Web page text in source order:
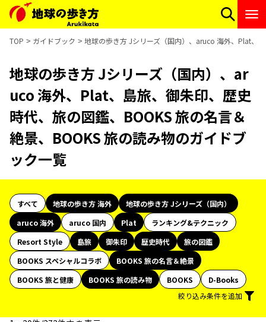
TOP ガイドブック 地球の歩き方 Jシリーズ（国内）、aruco 海外、Plat、
地球の歩き方 Jシリーズ（国内）、ar
uco 海外、Plat、島旅、御朱印、歴史
時代、旅の図鑑、BOOKS 旅の名言＆
絶景、BOOKS 旅の読み物のガイドブ
ック一覧
すべて 地球の歩き方 海外
地球の歩き方 Jシリーズ（国内）
aruco 海外
aruco 国内 Plat
ランキング&テクニック
Resort Style
島旅 御朱印 歴史時代
旅の図鑑
BOOKS スペシャルコラボ
BOOKS 旅の名言＆絶景
BOOKS 旅と健康
BOOKS 旅の読み物 BOOKS
D-Books
絞り込み条件を追加